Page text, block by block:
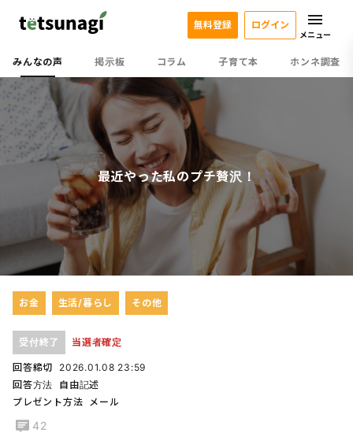
みんなの声 掲示板 コラム 子育て本 ホンネ調査
無料登録 ログイン
メニュー
最近やった私のプチ贅沢！
お金 生活/暮らし その他
受付終了 当選者確定
回答締切
2026.01.08 23:59
回答方法
自由記述
プレゼント方法
メール
42